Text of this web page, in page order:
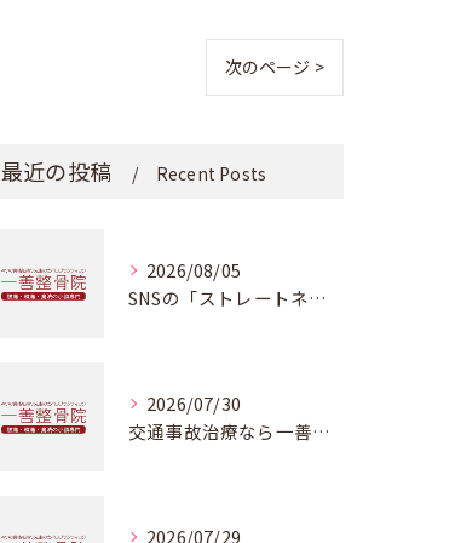
次のページ >
最近の投稿 Recent Posts
2026/08/05
SNSの「ストレートネック改善動画」に騙されないで！本物のカイロプラクティックが教える正しい改善法
2026/07/30
交通事故治療なら一善整骨院・本物のカイロプラクティックを受けることが出来ます
2026/07/29